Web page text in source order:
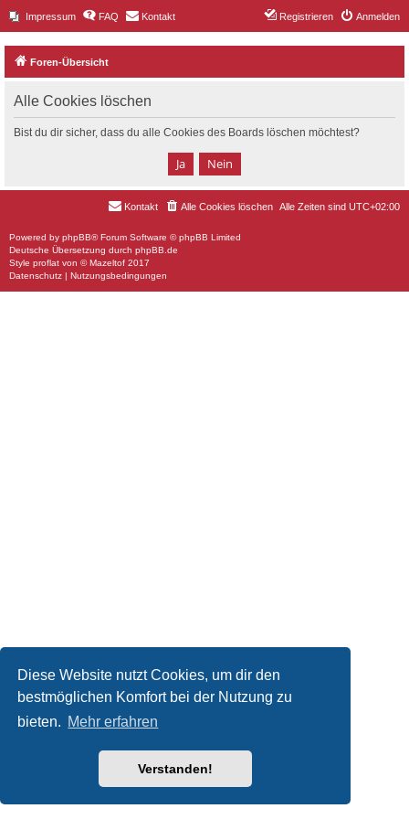
Diese Website nutzt Cookies, um dir den
bestmöglichen Komfort bei der Nutzung zu
bieten. Mehr erfahren
Verstanden!
Impressum FAQ Kontakt Anmelden
Registrieren
Foren-Übersicht
Alle Cookies löschen
Bist du dir sicher, dass du alle Cookies des Boards löschen möchtest?
Alle Zeiten sind UTC+02:00
Alle Cookies löschen
Kontakt
Powered by phpBB® Forum Software © phpBB Limited
Deutsche Übersetzung durch phpBB.de
Style proflat von ©Mazeltof 2017
Datenschutz | Nutzungsbedingungen